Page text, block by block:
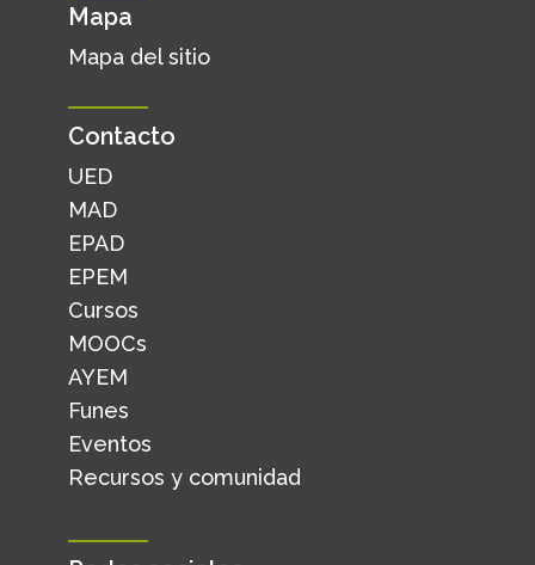
Mapa
Mapa del sitio
Contacto
UED
MAD
EPAD
EPEM
Cursos
MOOCs
AYEM
Funes
Eventos
Recursos y comunidad